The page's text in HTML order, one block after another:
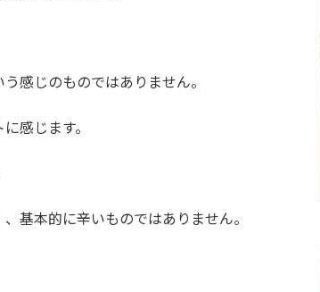
感じのものではありません。
感じます。
基本的に辛いものではありません。